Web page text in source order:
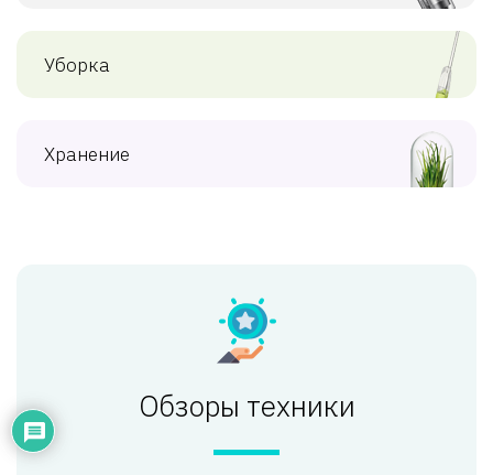
Уборка
Хранение
Обзоры техники